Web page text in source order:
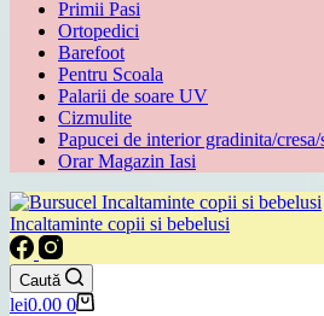
Primii Pasi
Ortopedici
Barefoot
Pentru Scoala
Palarii de soare UV
Cizmulite
Papucei de interior gradinita/
Orar Magazin Iasi
Incaltaminte copii si bebelusi
Caută
Coș
lei0.00 0